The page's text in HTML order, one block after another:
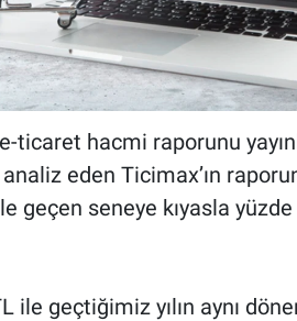
ticaret hacmi raporunu
eden Ticimax’ın
seneye kıyasla yüzde
geçtiğimiz yılın aynı